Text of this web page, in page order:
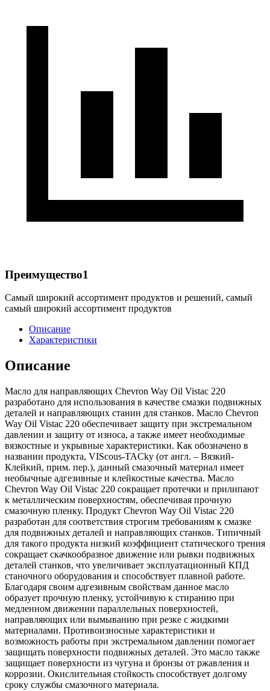
Преимущество1
Самый широкий ассортимент продуктов и решений, самый
самый широкий ассортимент продуктов
Описание
Характеристики
Описание
Масло для направляющих Chevron Way Oil Vistac 220
разработано для использования в качестве смазки подвижных
деталей и направляющих станин для станков. Масло Chevron
Way Oil Vistac 220 обеспечивает защиту при экстремальном
давлении и защиту от износа, а также имеет необходимые
вязкостные и укрывные характеристики. Как обозначено в
названии продукта, VIScous-TACky (от англ. – Вязкий-
Клейкий, прим. пер.), данный смазочный материал имеет
необычные адгезивные и клейкостные качества. Масло
Chevron Way Oil Vistac 220 сокращает протечки и прилипают
к металлическим поверхностям, обеспечивая прочную
смазочную пленку. Продукт Chevron Way Oil Vistac 220
разработан для соответствия строгим требованиям к смазке
для подвижных деталей и направляющих станков. Типичный
для такого продукта низкий коэффициент статического трения
сокращает скачкообразное движение или рывки подвижных
деталей станков, что увеличивает эксплуатационный КПД
станочного оборудования и способствует плавной работе.
Благодаря своим адгезивным свойствам данное масло
образует прочную пленку, устойчивую к стиранию при
медленном движении параллельных поверхностей,
направляющих или вымыванию при резке с жидкими
материалами. Противоизносные характеристики и
возможность работы при экстремальном давлении помогает
защищать поверхности подвижных деталей. Это масло также
защищает поверхности из чугуна и бронзы от ржавления и
коррозии. Окислительная стойкость способствует долгому
сроку службы смазочного материала.